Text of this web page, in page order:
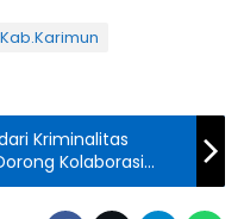
Kab.Karimun
Kriminalitas
Kolaborasi